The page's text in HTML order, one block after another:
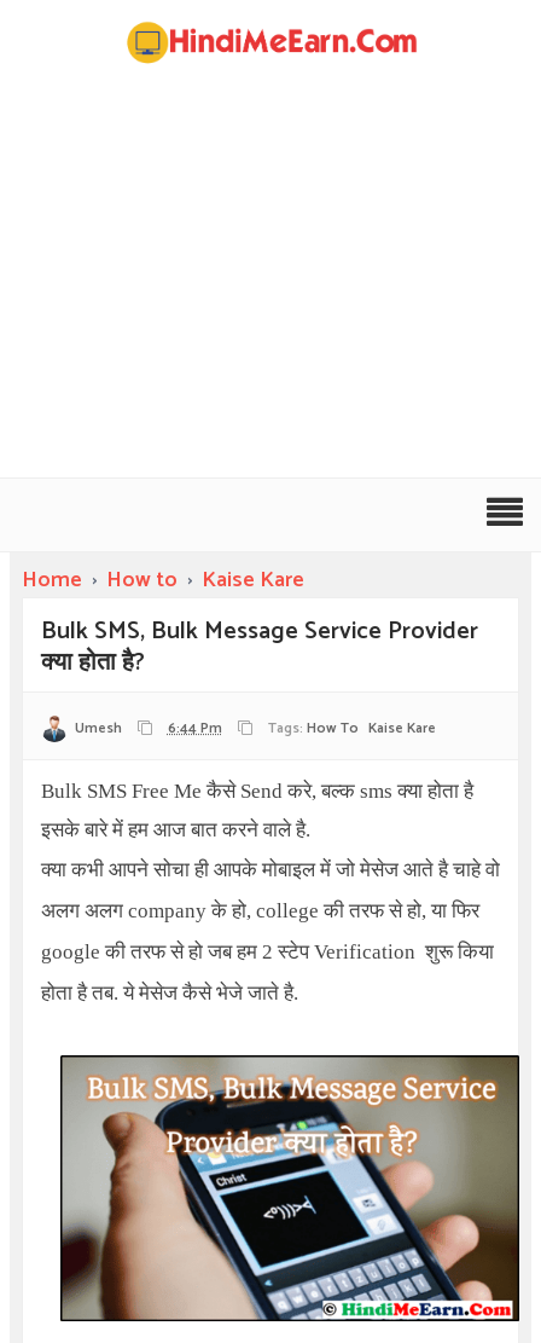
Home › How to › Kaise Kare
Bulk SMS, Bulk Message Service Provider
क्या होता है?
Umesh 6:44 Pm Tags: How To Kaise Kare
Bulk SMS Free Meकैसे Sendकरे, बल्क sms क्या होता है
इसके बारे में हम आज बात करने वाले है.
क्या कभी आपने सोचा ही आपके मोबाइल में जो मेसेज आते है चाहे वो
अलग अलग company के हो, college की तरफ से हो, या फिर
google की तरफ से हो जब हम 2 स्टेपVerification शुरू किया
होता है तब. ये मेसेज कैसे भेजे जाते है.